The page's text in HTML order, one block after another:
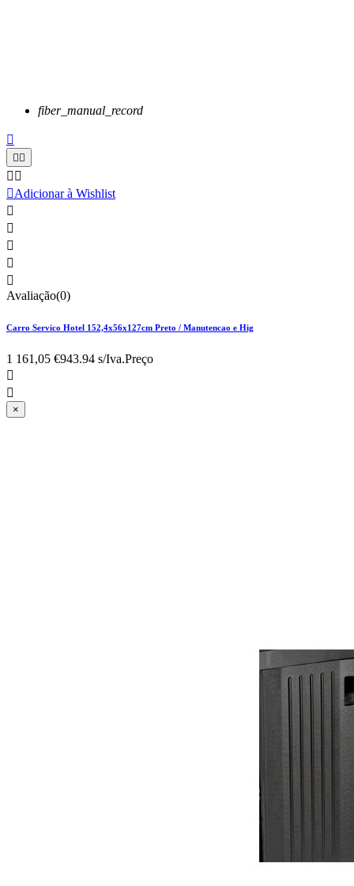
fiber_manual_record

 
 
Adicionar à Wishlist





Avaliação(0)
Carro Servico Hotel 152,4x56x127cm Preto / Manutencao e Hig
1 161,05 €943.94 s/Iva.Preço


×